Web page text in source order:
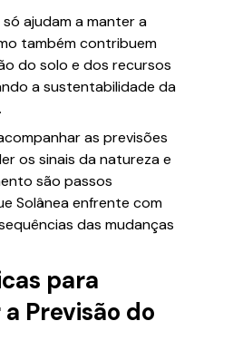
ajudam a manter a
também contribuem
do solo e dos recursos
a sustentabilidade da
as previsões
os sinais da natureza e
são passos
Solânea enfrente com
das mudanças
para
Previsão do